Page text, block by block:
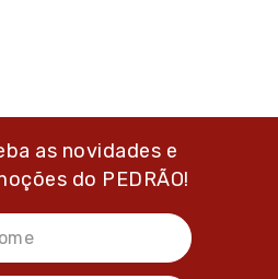
as novidades e
do PEDRÃO!